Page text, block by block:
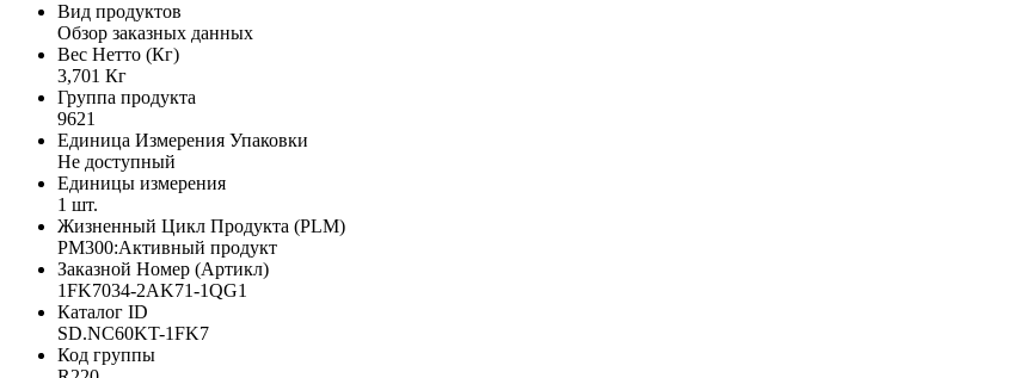
Вид продуктов
Обзор заказных данных
Вес Нетто (Кг)
3,701 Кг
Группа продукта
9621
Единица Измерения Упаковки
Не доступный
Единицы измерения
1 шт.
Жизненный Цикл Продукта (PLM)
PM300:Активный продукт
Заказной Номер (Артикл)
1FK7034-2AK71-1QG1
Каталог ID
SD.NC60KT-1FK7
Код группы